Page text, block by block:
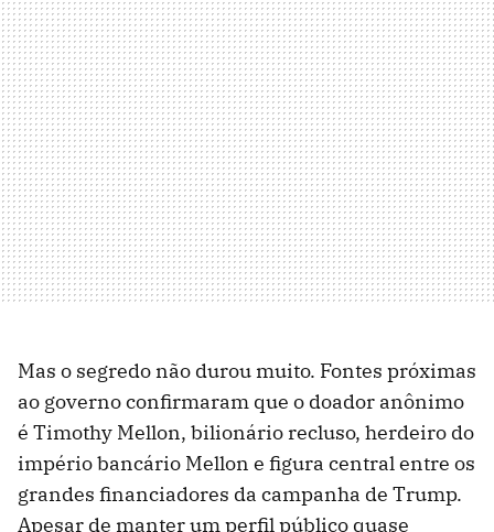
Mas o segredo não durou muito. Fontes próximas
ao governo confirmaram que o doador anônimo
é Timothy Mellon, bilionário recluso, herdeiro do
império bancário Mellon e figura central entre os
grandes financiadores da campanha de Trump.
Apesar de manter um perfil público quase